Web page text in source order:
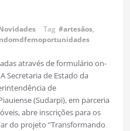
Tag #artesãos,
através de formulário on-
Secretaria de Estado da
de
(Sudarpi), em parceria
abre inscrições para os
do projeto “Transformando